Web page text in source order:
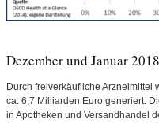
Dezember und Januar
Durch freiverkäufliche Arzneimittel
ca. 6,7 Milliarden Euro generiert.
in Apotheken und Versandhandel